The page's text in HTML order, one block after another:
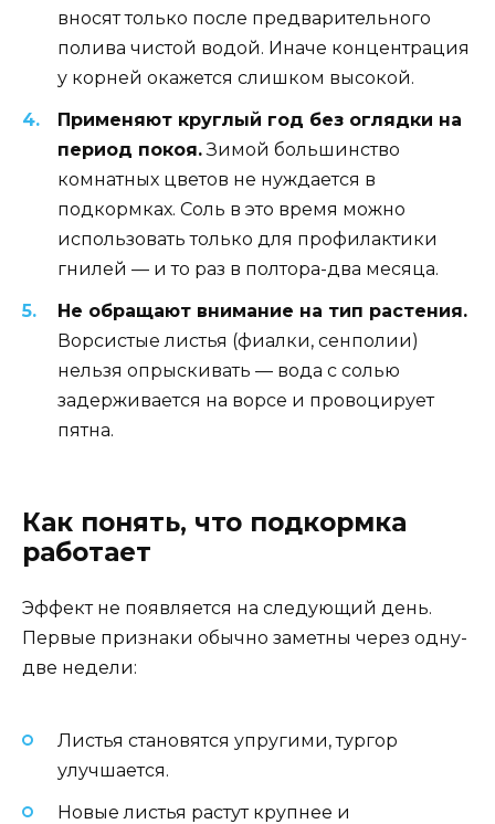
вносят только после предварительного
полива чистой водой. Иначе концентрация
у корней окажется слишком высокой.
Применяют круглый год без оглядки на
период покоя.Зимой большинство
комнатных цветов не нуждается в
подкормках. Соль в это время можно
использовать только для профилактики
гнилей — и то раз в полтора-два месяца.
Не обращают внимание на тип растения.
Ворсистые листья (фиалки, сенполии)
нельзя опрыскивать — вода с солью
задерживается на ворсе и провоцирует
пятна.
Как понять, что подкормка
работает
Эффект не появляется на следующий день.
Первые признаки обычно заметны через одну-
две недели:
Листья становятся упругими, тургор
улучшается.
Новые листья растут крупнее и